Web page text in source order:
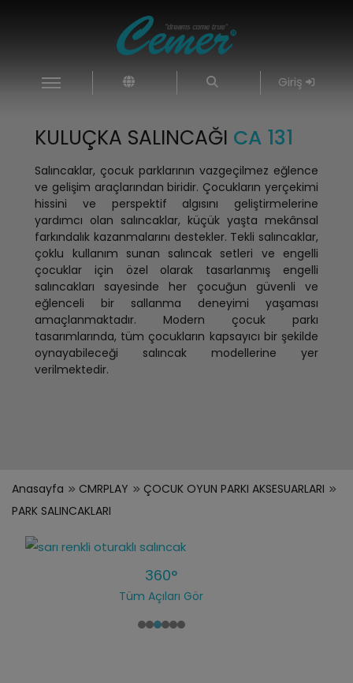
Giriş
KULUÇKA SALINCAĞI CA 131
Salıncaklar, çocuk parklarının vazgeçilmez eğlence
ve gelişim araçlarından biridir. Çocukların yerçekimi
hissini ve perspektif algısını geliştirmelerine
yardımcı olan salıncaklar, küçük yaşta mekânsal
farkındalık kazanmalarını destekler. Tekli salıncaklar,
çoklu kullanım sunan salıncak setleri ve engelli
çocuklar için özel olarak tasarlanmış engelli
salıncakları sayesinde her çocuğun güvenli ve
eğlenceli bir sallanma deneyimi yaşaması
amaçlanmaktadır. Modern çocuk parkı
tasarımlarında, tüm çocukların kapsayıcı bir şekilde
oynayabileceği salıncak modellerine yer
verilmektedir.
Anasayfa CMRPLAY
ÇOCUK OYUN PARKI AKSESUARLARI
PARK SALINCAKLARI
360°
Tüm Açıları Gör